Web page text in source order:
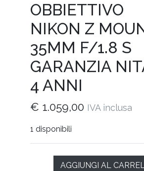
OBBIETTIVO
NIKON Z
35MM F/1.8 S
GARANZIA
4 ANNI
€ 1.059,00 IVA inclusa
1 disponibili
AGGIUNGI AL